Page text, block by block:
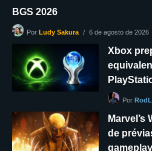
BGS 2026
Por Ludy Sakura 6 de agosto de 2026
Xbox
Por
Marvel’s
de